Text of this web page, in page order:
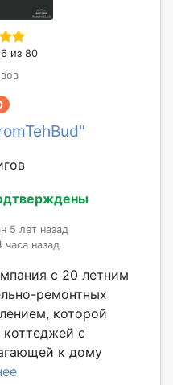
из 80
5 лет назад
часа назад
с 20 летним
ремонтных
которой
коттеджей с
к дому